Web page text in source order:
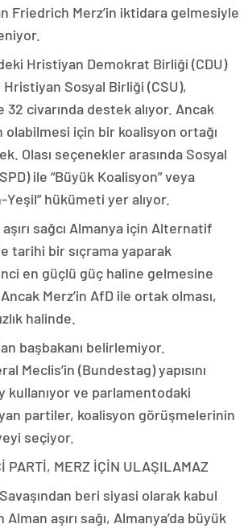
Friedrich Merz’in iktidara gelmesiyle
Hristiyan Demokrat Birliği (CDU)
Sosyal Birliği (CSU),
civarında destek alıyor. Ancak
olabilmesi için bir koalisyon ortağı
Olası seçenekler arasında Sosyal
ile “Büyük Koalisyon” veya
Yeşil” hükümeti yer alıyor.
sağcı Almanya için Alternatif
tarihi bir sıçrama yaparak
en güçlü güç haline gelmesine
Merz’in AfD ile ortak olması,
halinde.
başbakanı belirlemiyor.
Meclis’in (Bundestag) yapısını
kullanıyor ve parlamentodaki
partiler, koalisyon görüşmelerinin
seçiyor.
PARTİ, MERZ İÇİN ULAŞILAMAZ
beri siyasi olarak kabul
aşırı sağı, Almanya’da büyük